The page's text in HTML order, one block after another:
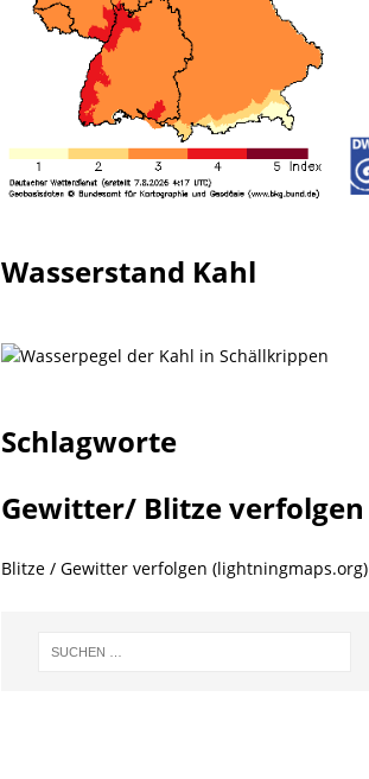
Wasserstand Kahl
Schlagworte
Gewitter/ Blitze verfolgen
Blitze / Gewitter verfolgen (lightningmaps.org)